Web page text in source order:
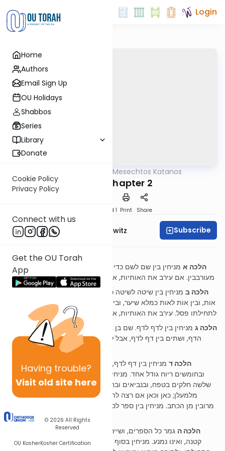
Home
Authors
Email Sign Up
OU Holidays
Shabbos
Series
Library
Donate
Cookie Policy
Privacy Policy
Connect with us
Get the OU Torah
App
Having trouble?
Visit old site here
© 2026 All Rights
Reserved
OU KosherKosher Certification
Login
Mesechtos Katanos
Sofrim Chapter 2
Speed 1 Print Share
Rabbi Jack Abramowitz Subscribe
הלכה א מניחין בין שם לשם כדי שיהא ניכרין, ובאותיות כדי שלא יהא
מעורבבין. אם עירב את האותיות, או שהפסיק באמצע השם, אל יקרא בו
הלכה ב מניחין בין שיטה לשיטה כמלא שיטה, ובין תיבה לתיבה כמלא
אות, ובין אות לאות כמלא שיער, ובין דף לדף כמלא גודל, עשה סוף הדף
לתחילתו פסל. עירב את האותיות, או שהפסיק באמצע השם, אל יקרא בו
הלכה ג מניחין בין לדף לדף. שם בן ארבע אותיות, לא יכתוב שתים בסוף
הדף, ושתים בין דף לדף, אבל לא משם קטן, ואם היה שם קטן בפני
עצמו של שלש אותיות אסור
הלכה ד מניחין בין דף לדף, בתורה שתי אצבעות ריוח, ובנביאים
ובחומשים ריוח גודל אחד. מניחין מלמטן בתורה ריוח טפח, ומלמעלן
שלשה חלקים בטפח, ובנביאים ובחומשין שלש אצבעות מלמטן, ושתים
מלמעלן; כאן וכאן אם רצה להוסיף יוסיף, ובלבד שלא יהא הרוחות
מרובין מן הכתב. מניחין בין ספר לספר, בתורה ריוח ארבע שיטין, ובנביא
של שנים עשר שלש שיטין
הלכה ה גמר כל הספרים, ושייר בו דף אחד, עושה אותו יריעה אחת
קטנה, ואינו נמנע. מניחין בסוף הדף כדי הקיפו, ואינו צריך לעשות כן